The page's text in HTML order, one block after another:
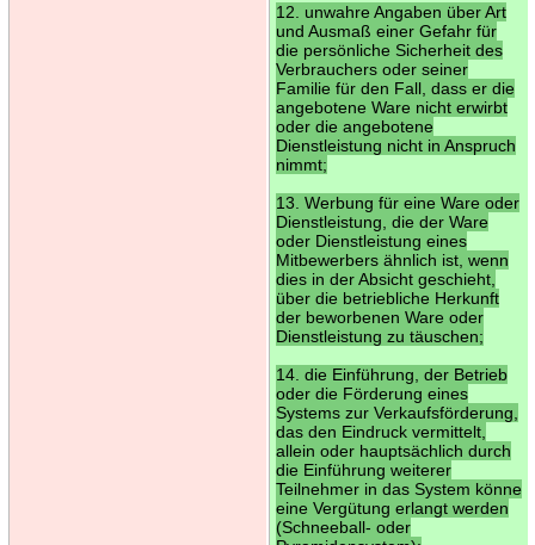
12. unwahre Angaben über Art
und Ausmaß einer Gefahr für
die persönliche Sicherheit des
Verbrauchers oder seiner
Familie für den Fall, dass er die
angebotene Ware nicht erwirbt
oder die angebotene
Dienstleistung nicht in Anspruch
nimmt;
13. Werbung für eine Ware oder
Dienstleistung, die der Ware
oder Dienstleistung eines
Mitbewerbers ähnlich ist, wenn
dies in der Absicht geschieht,
über die betriebliche Herkunft
der beworbenen Ware oder
Dienstleistung zu täuschen;
14. die Einführung, der Betrieb
oder die Förderung eines
Systems zur Verkaufsförderung,
das den Eindruck vermittelt,
allein oder hauptsächlich durch
die Einführung weiterer
Teilnehmer in das System könne
eine Vergütung erlangt werden
(Schneeball- oder